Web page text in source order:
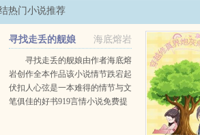
热门小说推荐
海底熔岩
寻找走丢的舰娘
寻找走丢的舰娘由作者海底熔
岩创作全本作品该小说情节跌宕起
伏扣人心弦是一本难得的情节与文
笔俱佳的好书919言情小说免费提